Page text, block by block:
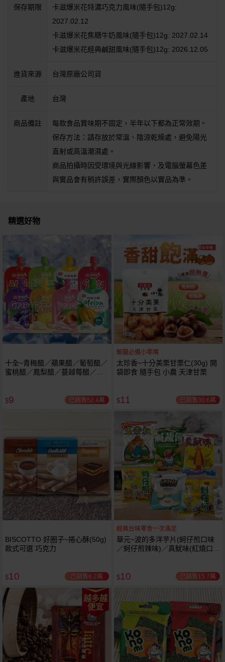
保存期限
卡滋爆米花特濃巧克力風味(隨手包)12g:
2027.02.12
卡滋爆米花焦糖牛奶風味(隨手包)12g: 2027.02.14
卡滋爆米花經典鹹甜風味(隨手包)12g: 2026.12.05
進貨來源 台灣原廠公司貨
產地 台灣
商品備註
每款食品賞味期不固定，半年以下都為正常效期。
保存方法：請存放於常溫、陰涼乾燥處，避免陽光
直射或高溫潮濕處。
商品拍攝時因受環境與光線影響，及電腦螢幕色差
與實品會有稍許誤差，實際顏色以實品為準。
精選好物
十全~青梅醋／蘋果醋／葡萄醋／
蜜桃醋／鳳梨醋／蔓越莓醋／百
$9 已銷售52.4萬
解饞必備小零嘴
太珍香~十分美栗甘栗仁(30g) 開
袋即食 隨手包 小農 天津甘栗
$11 已銷售30.6萬
BISCOTTO 好圈子~捲心酥(50g)
款式可選 巧克力
$10 已銷售6.2萬
經典台味零食一次滿足
華元~波的多洋芋片(蚵仔煎口味
／蚵仔煎辣味)／真魷味(紅燒口
選 小包
$10 已銷售15.7萬
越多越
便宜